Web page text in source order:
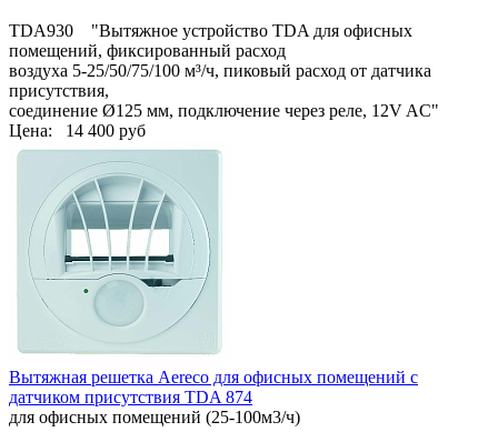
TDA930 "Вытяжное устройство TDA для офисных
помещений, фиксированный расход
воздуха 5-25/50/75/100 м³/ч, пиковый расход от датчика
присутствия,
соединение Ø125 мм, подключение через реле, 12V AC"
Цена: 14 400 руб
Вытяжная решетка Aereco для офисных помещений с
датчиком присутствия TDA 874
для офисных помещений (25-100м3/ч)